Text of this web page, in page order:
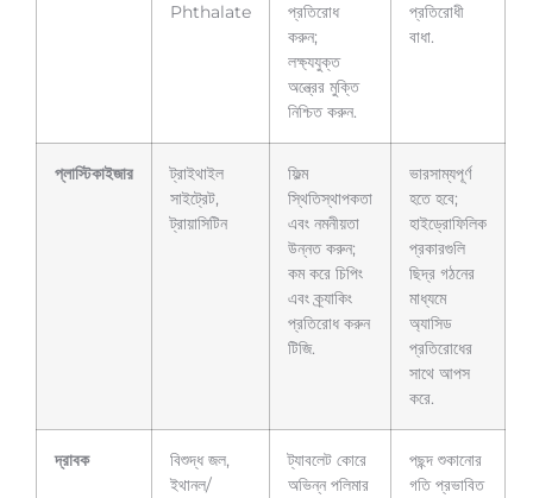
Phthalate
প্রতিরোধ
করুন;
লক্ষ্যযুক্ত
অন্ত্রের মুক্তি
নিশ্চিত করুন.
প্রতিরোধী
বাধা.
প্লাস্টিকাইজার
ট্রাইথাইল
সাইট্রেট,
ট্রায়াসিটিন
ফিল্ম
স্থিতিস্থাপকতা
এবং নমনীয়তা
উন্নত করুন;
কম করে চিপিং
এবং ক্র্যাকিং
প্রতিরোধ করুন
টিজি.
ভারসাম্যপূর্ণ
হতে হবে;
হাইড্রোফিলিক
প্রকারগুলি
ছিদ্র গঠনের
মাধ্যমে
অ্যাসিড
প্রতিরোধের
সাথে আপস
করে.
দ্রাবক
বিশুদ্ধ জল,
ইথানল/
ট্যাবলেট কোরে
অভিন্ন পলিমার
পছন্দ শুকানোর
গতি প্রভাবিত